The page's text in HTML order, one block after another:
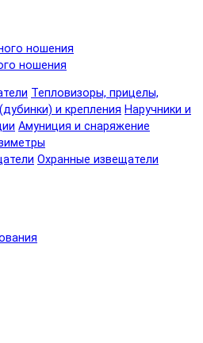
ношения
ношения
Тепловизоры, прицелы,
и крепления Наручники и
Амуниция и снаряжение
Охранные извещатели